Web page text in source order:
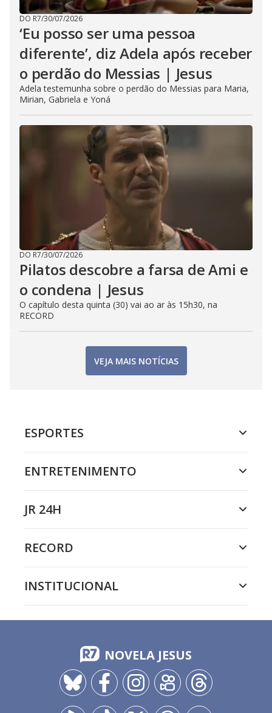
DO R7/30/07/2026
‘Eu posso ser uma pessoa
diferente’, diz Adela após receber
o perdão do Messias | Jesus
Adela testemunha sobre o perdão do Messias para Maria,
Mirian, Gabriela e Yoná
DO R7/30/07/2026
Pilatos descobre a farsa de Ami e
o condena | Jesus
O capítulo desta quinta (30) vai ao ar às 15h30, na
RECORD
VEJA MAIS NOTÍCIAS
ESPORTES
ENTRETENIMENTO
JR 24H
RECORD
INSTITUCIONAL
NOVELA JESUS